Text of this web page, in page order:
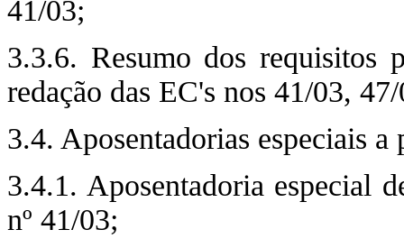
41/03;
3.3.6. Resumo dos requisitos
redação das EC's nos 41/03,
3.4. Aposentadorias especiais
3.4.1. Aposentadoria especial
nº 41/03;